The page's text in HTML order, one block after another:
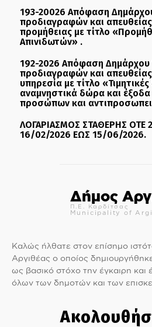
193-20026 Απόφαση
προδιαγραφών και
προμήθειας με τίτλο
Απινιδωτών» .
192-2026 Απόφαση Δημάρχου
προδιαγραφών και
υπηρεσία με τίτλο «Τιμητικές
αναμνηστικά δώρα και
προσώπων και
ΛΟΓΑΡΙΑΣΜΟΣ ΣΤΑΘΕΡΗΣ ΟΤΕ
16/02/2026 ΕΩΣ 15/06/2026.
Δήμος
Π.Ε. Καρδίτσας
Municipality of
Καλώς ήλθατε στον επίσημο
Αργιθέας ο οποίος
ως βασικό στόχο την έγκαιρη
όλων των δημοτών και των